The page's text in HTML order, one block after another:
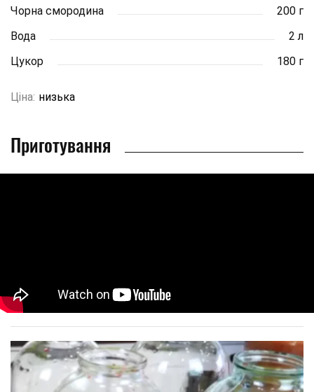
Чорна смородина
200 г
Вода
2 л
Цукор
180 г
Ціна: низька
Приготування